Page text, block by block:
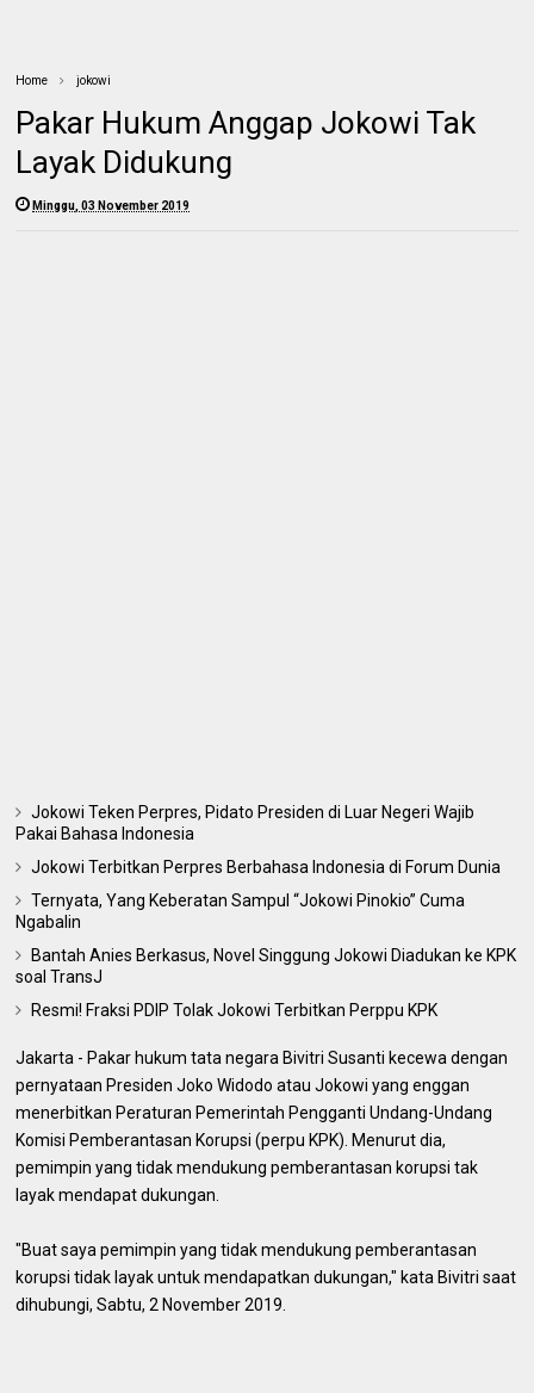
Home jokowi
Pakar Hukum Anggap Jokowi Tak
Layak Didukung
Minggu, 03 November 2019
Jokowi Teken Perpres, Pidato Presiden di Luar Negeri Wajib
Pakai Bahasa Indonesia
Jokowi Terbitkan Perpres Berbahasa Indonesia di Forum Dunia
Ternyata, Yang Keberatan Sampul “Jokowi Pinokio” Cuma
Ngabalin
Bantah Anies Berkasus, Novel Singgung Jokowi Diadukan ke KPK
soal TransJ
Resmi! Fraksi PDIP Tolak Jokowi Terbitkan Perppu KPK
Jakarta - Pakar hukum tata negara Bivitri Susanti kecewa dengan
pernyataan Presiden Joko Widodo atau Jokowi yang enggan
menerbitkan Peraturan Pemerintah Pengganti Undang-Undang
Komisi Pemberantasan Korupsi (perpu KPK). Menurut dia,
pemimpin yang tidak mendukung pemberantasan korupsi tak
layak mendapat dukungan.
"Buat saya pemimpin yang tidak mendukung pemberantasan
korupsi tidak layak untuk mendapatkan dukungan," kata Bivitri saat
dihubungi, Sabtu, 2 November 2019.